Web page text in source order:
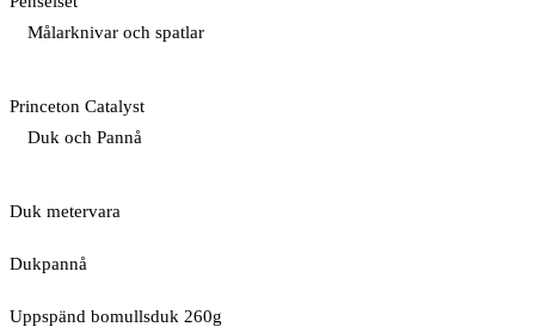
Målarknivar och spatlar
Princeton Catalyst
Duk och Pannå
Duk metervara
Dukpannå
Uppspänd bomullsduk 260g